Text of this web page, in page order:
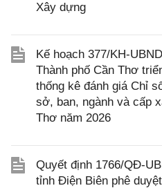
Xây dựng
Kế hoạch 377/KH-
Thành phố Cần Thơ
thống kê đánh giá Chỉ
sở, ban, ngành và cấp
Thơ năm 2026
Quyết định 1766/QĐ-
tỉnh Điện Biên phê